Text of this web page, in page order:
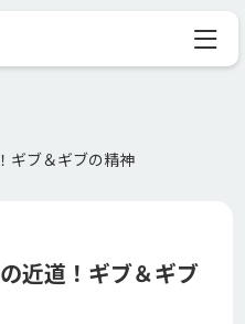
ギブ＆ギブの精神
近道！ギブ＆ギブ